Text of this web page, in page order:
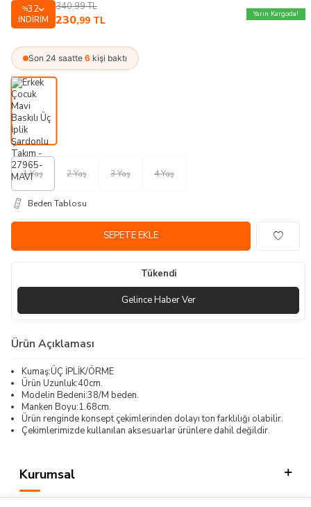
%32
İNDIRIM
340,99TL
230,99 TL
Yarın Kargoda!
Son 24 saatte 6 kişi baktı
1 Yaş 2 Yaş 3 Yaş 4 Yaş
Beden Tablosu
SEPETE EKLE
Tükendi
Gelince Haber Ver
Ürün Açıklaması
Kumaş:ÜÇ İPLİK/ÖRME
Ürün Uzunluk:40cm.
Modelin Bedeni:38/M beden.
Manken Boyu:1.68cm.
Ürün renginde konsept çekimlerinden dolayı ton farklılığı olabilir.
Çekimlerimizde kullanılan aksesuarlar ürünlere dahil değildir.
Kurumsal